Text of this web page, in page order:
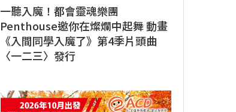
一聽入魔！都會靈魂樂團
Penthouse邀你在燦爛中起舞 動畫
《入間同學入魔了》第4季片頭曲
〈一二三〉發行